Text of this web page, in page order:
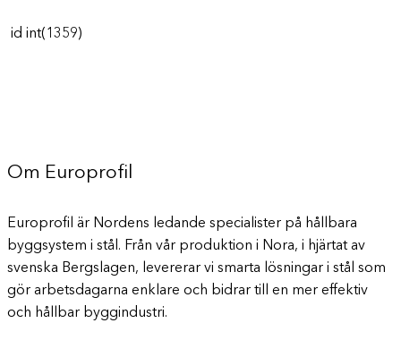
id int(1359)
Om Europrofil
Europrofil är Nordens ledande specialister på hållbara
byggsystem i stål. Från vår produktion i Nora, i hjärtat av
svenska Bergslagen, levererar vi smarta lösningar i stål som
gör arbetsdagarna enklare och bidrar till en mer effektiv
och hållbar byggindustri.